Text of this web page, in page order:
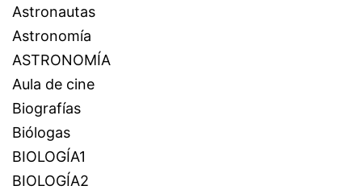
Astronautas
Astronomía
ASTRONOMÍA
Aula de cine
Biografías
Biólogas
BIOLOGÍA1
BIOLOGÍA2